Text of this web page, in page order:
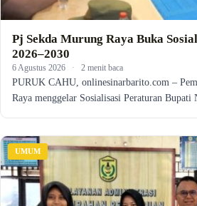
Pj Sekda Murung Raya Buka
2026–2030
6 Agustus 2026 · 2 menit baca
PURUK CAHU, onlinesinarbarito.com –
Raya menggelar Sosialisasi Peraturan
UMUM